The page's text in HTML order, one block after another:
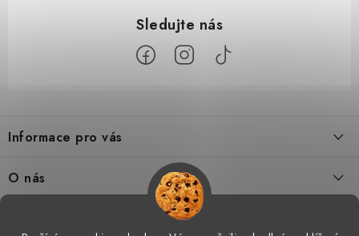
p
a
t
Informace pro vás
Tabulka velikostí
O nás